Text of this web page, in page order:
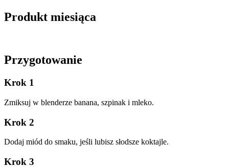
Produkt miesiąca
Przygotowanie
Krok 1
Zmiksuj w blenderze banana, szpinak i mleko.
Krok 2
Dodaj miód do smaku, jeśli lubisz słodsze koktajle.
Krok 3